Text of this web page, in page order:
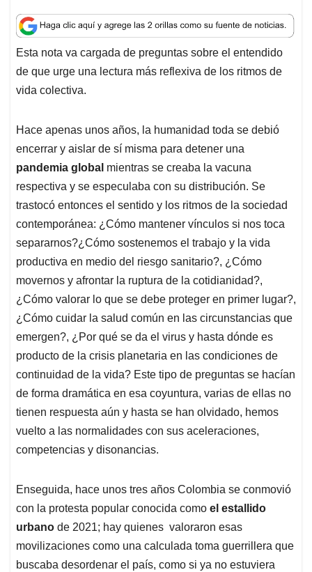
a
t
s
A
p
c
e
b
o
o
n
k
e
d
a
i
l
r
e
a
d
Esta nota va cargada de preguntas sobre el entendido
de que urge una lectura más reflexiva de los ritmos de
vida colectiva.
Hace apenas unos años, la humanidad toda se debió
encerrar y aislar de sí misma para detener una
pandemia global mientras se creaba la vacuna
respectiva y se especulaba con su distribución. Se
trastocó entonces el sentido y los ritmos de la sociedad
contemporánea: ¿Cómo mantener vínculos si nos toca
separarnos?¿Cómo sostenemos el trabajo y la vida
productiva en medio del riesgo sanitario?, ¿Cómo
movernos y afrontar la ruptura de la cotidianidad?,
¿Cómo valorar lo que se debe proteger en primer lugar?,
¿Cómo cuidar la salud común en las circunstancias que
emergen?, ¿Por qué se da el virus y hasta dónde es
producto de la crisis planetaria en las condiciones de
continuidad de la vida? Este tipo de preguntas se hacían
de forma dramática en esa coyuntura, varias de ellas no
tienen respuesta aún y hasta se han olvidado, hemos
vuelto a las normalidades con sus aceleraciones,
competencias y disonancias.
Enseguida, hace unos tres años Colombia se conmovió
con la protesta popular conocida como el estallido
urbano de 2021; hay quienes valoraron esas
movilizaciones como una calculada toma guerrillera que
buscaba desordenar el país, como si ya no estuviera